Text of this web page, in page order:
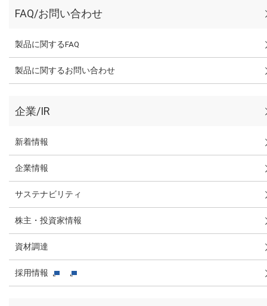
FAQ/お問い合わせ
製品に関するFAQ
製品に関するお問い合わせ
企業/IR
新着情報
企業情報
サステナビリティ
株主・投資家情報
資材調達
採用情報